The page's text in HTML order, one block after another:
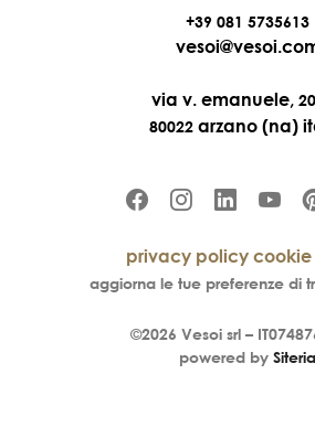
+39 081 5735613
via v. emanuele,
80022 arzano (na)
privacy policy
aggiorna le tue preferenze di
©2026 Vesoisrl –
powered by Siteria